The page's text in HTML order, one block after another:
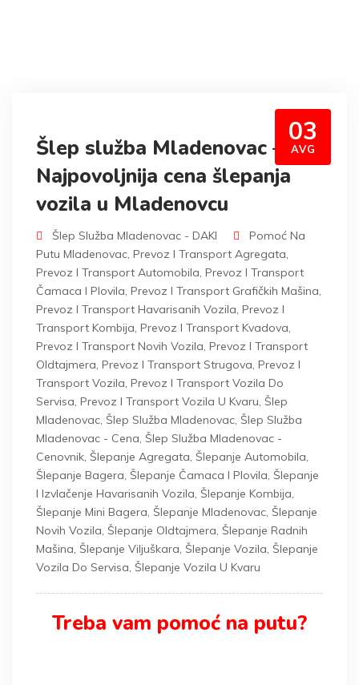
03
AVG
Šlep služba Mladenovac –
Najpovoljnija cena šlepanja
vozila u Mladenovcu
Šlep Služba Mladenovac - DAKI
Pomoć Na
Putu Mladenovac, Prevoz I Transport Agregata,
Prevoz I Transport Automobila, Prevoz I Transport
Čamaca I Plovila, Prevoz I Transport Grafičkih Mašina,
Prevoz I Transport Havarisanih Vozila, Prevoz I
Transport Kombija, Prevoz I Transport Kvadova,
Prevoz I Transport Novih Vozila, Prevoz I Transport
Oldtajmera, Prevoz I Transport Strugova, Prevoz I
Transport Vozila, Prevoz I Transport Vozila Do
Servisa, Prevoz I Transport Vozila U Kvaru, Šlep
Mladenovac, Šlep Služba Mladenovac, Šlep Služba
Mladenovac - Cena, Šlep Služba Mladenovac -
Cenovnik, Šlepanje Agregata, Šlepanje Automobila,
Šlepanje Bagera, Šlepanje Čamaca I Plovila, Šlepanje
I Izvlačenje Havarisanih Vozila, Šlepanje Kombija,
Šlepanje Mini Bagera, Šlepanje Mladenovac, Šlepanje
Novih Vozila, Šlepanje Oldtajmera, Šlepanje Radnih
Mašina, Šlepanje Viljuškara, Šlepanje Vozila, Šlepanje
Vozila Do Servisa, Šlepanje Vozila U Kvaru
Treba vam pomoć na putu?